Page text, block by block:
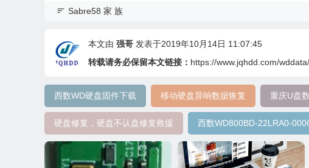
Sabre58 家 族
本文由 强哥 发表于2019年10月14日 11:07:45
转载请务必保留本文链接： https://www.jqhdd.com/
西数WD硬盘固件下载 移动硬盘异响数据恢复 重庆U盘
硬盘修复，硬盘不认盘修复救援 西数WD800BD-22LRA0-